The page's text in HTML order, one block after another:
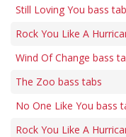
Still Loving You bass
Rock You Like A
Wind Of Change bass
The Zoo bass tabs
No One Like You bass
Rock You Like A